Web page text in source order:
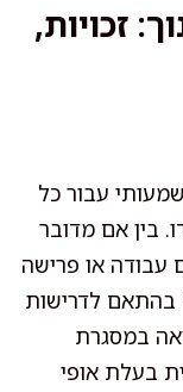
זכויות,
עבור כל
בין אם מדובר
עבודה או פרישה
בהתאם לדרישות
במסגרת
בעלת אופי